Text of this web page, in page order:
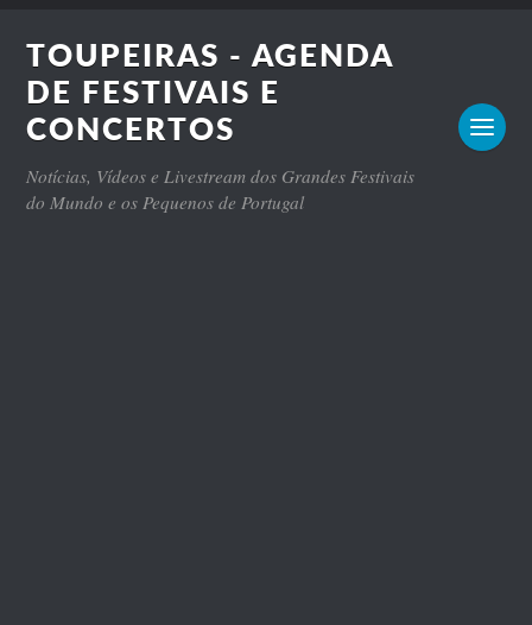
TOUPEIRAS - AGENDA
DE FESTIVAIS E
CONCERTOS
Notícias, Vídeos e Livestream dos Grandes Festivais
do Mundo e os Pequenos de Portugal